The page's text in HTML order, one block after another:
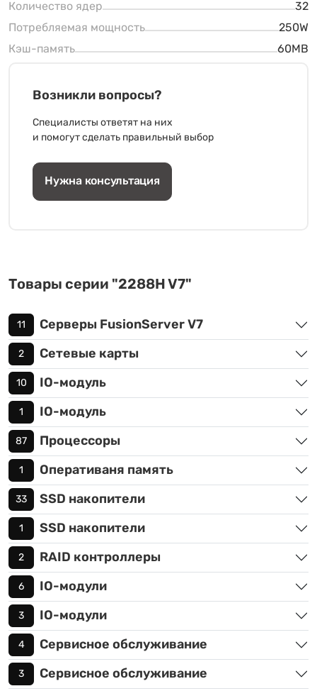
Количество ядер
32
Потребляемая мощность
250W
Кэш-память
60MB
Возникли вопросы?
Специалисты ответят на них
и помогут сделать правильный выбор
Нужна консультация
Товары серии "2288H V7"
11 Серверы FusionServer V7
2 Сетевые карты
10 IO-модуль
1 IO-модуль
87 Процессоры
1 Оперативаня память
33 SSD накопители
1 SSD накопители
2 RAID контроллеры
6 IO-модули
3 IO-модули
4 Сервисное обслуживание
3 Сервисное обслуживание